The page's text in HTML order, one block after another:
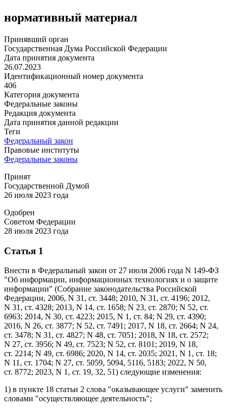
нормативный материал
Принявший орган
Государственная Дума Российской Федерации
Дата принятия документа
26.07.2023
Идентификационный номер документа
406
Категория документа
Федеральные законы
Редакция документа
Дата принятия данной редакции
Теги
Федеральный закон
Правовые институты
Федеральные законы
Принят
Государственной Думой
26 июля 2023 года
Одобрен
Советом Федерации
28 июля 2023 года
Статья 1
Внести в Федеральный закон от 27 июля 2006 года N 149-ФЗ
"Об информации, информационных технологиях и о защите
информации" (Собрание законодательства Российской
Федерации, 2006, N 31, ст. 3448; 2010, N 31, ст. 4196; 2012,
N 31, ст. 4328; 2013, N 14, ст. 1658; N 23, ст. 2870; N 52, ст.
6963; 2014, N 30, ст. 4223; 2015, N 1, ст. 84; N 29, ст. 4390;
2016, N 26, ст. 3877; N 52, ст. 7491; 2017, N 18, ст. 2664; N 24,
ст. 3478; N 31, ст. 4827; N 48, ст. 7051; 2018, N 18, ст. 2572;
N 27, ст. 3956; N 49, ст. 7523; N 52, ст. 8101; 2019, N 18,
ст. 2214; N 49, ст. 6986; 2020, N 14, ст. 2035; 2021, N 1, ст. 18;
N 11, ст. 1704; N 27, ст. 5059, 5094, 5116, 5183; 2022, N 50,
ст. 8772; 2023, N 1, ст. 19, 32, 51) следующие изменения:
1) в пункте 18 статьи 2 слова "оказывающее услуги" заменить
словами "осуществляющее деятельность";